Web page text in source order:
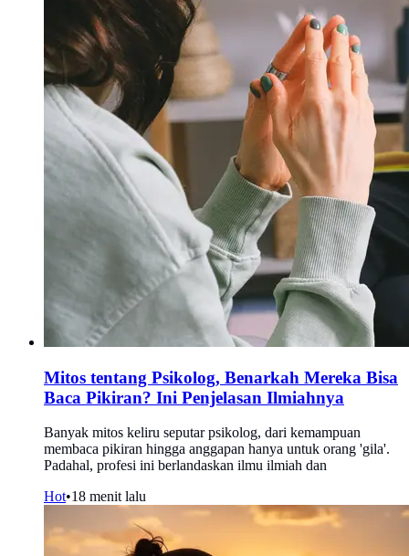
Mitos tentang Psikolog, Benarkah Mereka Bisa
Baca Pikiran? Ini Penjelasan Ilmiahnya
Banyak mitos keliru seputar psikolog, dari kemampuan
membaca pikiran hingga anggapan hanya untuk orang 'gila'.
Padahal, profesi ini berlandaskan ilmu ilmiah dan
Hot•18 menit lalu